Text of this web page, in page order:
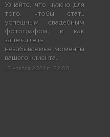
Узнайте, что нужно для
того, чтобы стать
успешным свадебным
фотографом, и как
запечатлеть
незабываемые моменты
вашего клиента.
12 ноября 2024 г., 22:00